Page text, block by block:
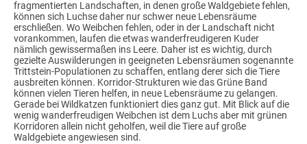
fragmentierten Landschaften, in denen große Waldgebiete fehlen,
können sich Luchse daher nur schwer neue Lebensräume
erschließen. Wo Weibchen fehlen, oder in der Landschaft nicht
vorankommen, laufen die etwas wanderfreudigeren Kuder
nämlich gewissermaßen ins Leere. Daher ist es wichtig, durch
gezielte Auswilderungen in geeigneten Lebensräumen sogenannte
Trittstein-Populationen zu schaffen, entlang derer sich die Tiere
ausbreiten können. Korridor-Strukturen wie das Grüne Band
können vielen Tieren helfen, in neue Lebensräume zu gelangen.
Gerade bei Wildkatzen funktioniert dies ganz gut. Mit Blick auf die
wenig wanderfreudigen Weibchen ist dem Luchs aber mit grünen
Korridoren allein nicht geholfen, weil die Tiere auf große
Waldgebiete angewiesen sind.